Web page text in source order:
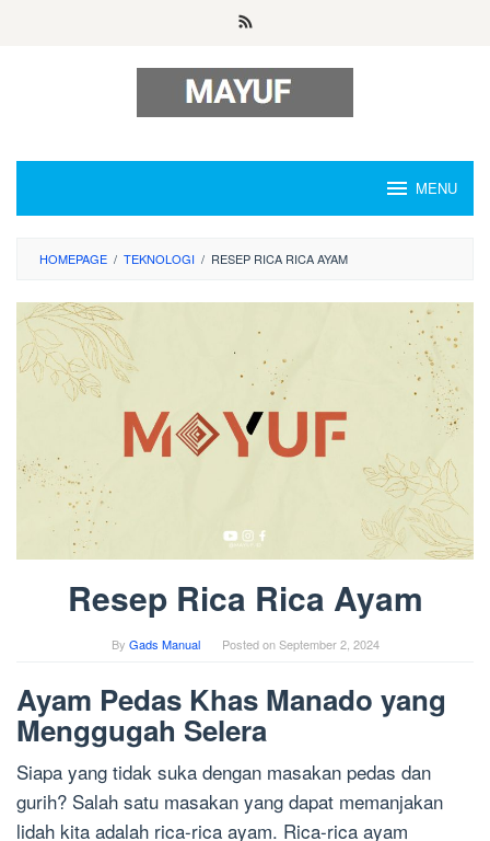
MENU
HOMEPAGE / TEKNOLOGI / RESEP RICA RICA AYAM
Resep Rica Rica Ayam
By Gads Manual Posted onSeptember 2, 2024
Ayam Pedas Khas Manado yang
Menggugah Selera
Siapa yang tidak suka dengan masakan pedas dan
gurih? Salah satu masakan yang dapat memanjakan
lidah kita adalah rica-rica ayam. Rica-rica ayam